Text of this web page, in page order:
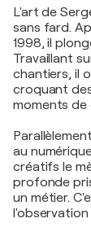
L'art de
sans fard.
1998, il
Travaillant
chantiers, il
croquant
moments de
au
créatifs le
profonde
un métier.